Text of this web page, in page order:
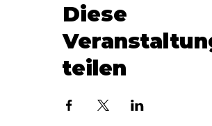
Diese
teilen